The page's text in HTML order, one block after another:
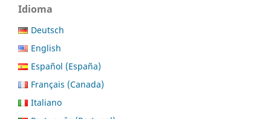
Idioma
Deutsch
English
Español (España)
Français (Canada)
Italiano